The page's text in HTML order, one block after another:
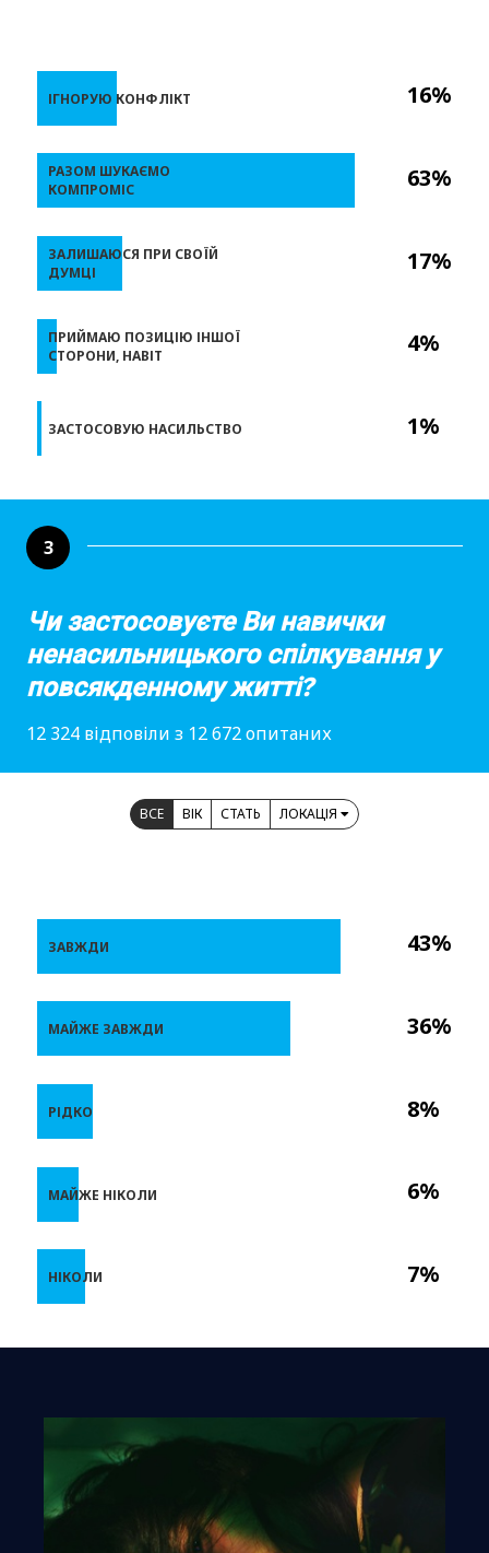
16%
63%
17%
4%
1%
ІГНОРУЮ КОНФЛІКТ
РАЗОМ ШУКАЄМО
КОМПРОМІС
ЗАЛИШАЮСЯ ПРИ СВОЇЙ
ДУМЦІ
ПРИЙМАЮ ПОЗИЦІЮ ІНШОЇ
СТОРОНИ, НАВІТ
ЗАСТОСОВУЮ НАСИЛЬСТВО
3
Чи застосовуєте Ви навички
ненасильницького спілкування у
повсякденному житті?
12 324 відповіли з 12 672 опитаних
ВСЕ ВІК СТАТЬ ЛОКАЦІЯ
43%
36%
8%
6%
7%
ЗАВЖДИ
МАЙЖЕ ЗАВЖДИ
РІДКО
МАЙЖЕ НІКОЛИ
НІКОЛИ